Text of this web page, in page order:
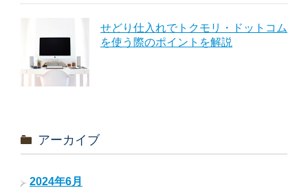
せどり仕入れでトクモリ・ドットコム
を使う際のポイントを解説
アーカイブ
2024年6月